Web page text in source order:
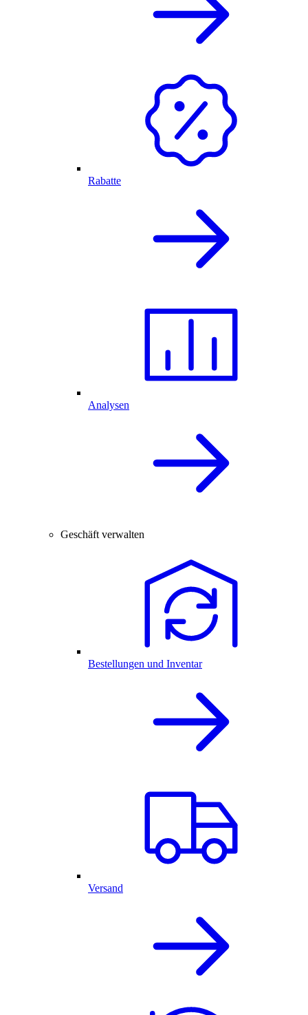
Rabatte
Analysen
Geschäft verwalten
Bestellungen und Inventar
Versand